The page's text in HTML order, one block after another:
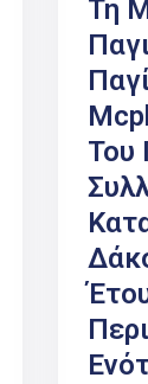
Τη
Του